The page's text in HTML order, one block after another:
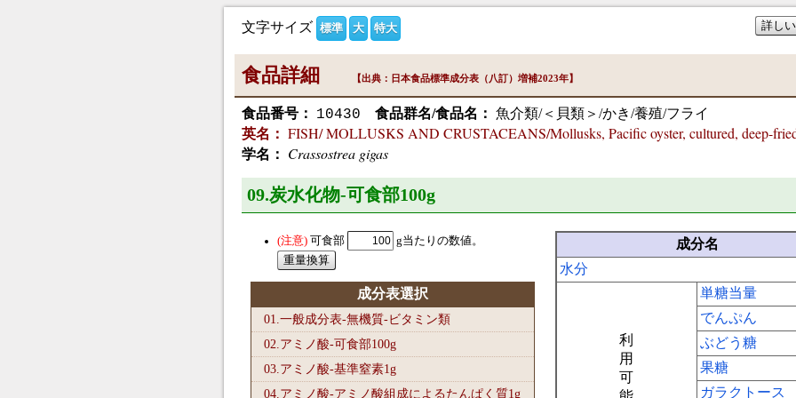
詳し
文字サイズ 標準 大 特大
食品詳細 【出典：日本食品標準成分表（八訂）増補2023年】
食品番号： 10430 食品群名/食品名： 魚介類/＜貝類＞/かき/養殖/フライ
英名： FISH/ MOLLUSKS AND CRUSTACEANS/Mollusks, Pacific oyster, cultured, deep-
学名： Crassostrea gigas
09.炭水化物-可食部100g
可食部 g当たりの数値。
成分表選択
01.一般成分表-無機質-ビタミン類
02.アミノ酸-可食部100g
03.アミノ酸-基準窒素1g
04.アミノ酸-アミノ酸組成によるたんぱく質1g
成分名
水分
利
用
可
単糖当量
でんぷん
ぶどう糖
果糖
ガラクトース